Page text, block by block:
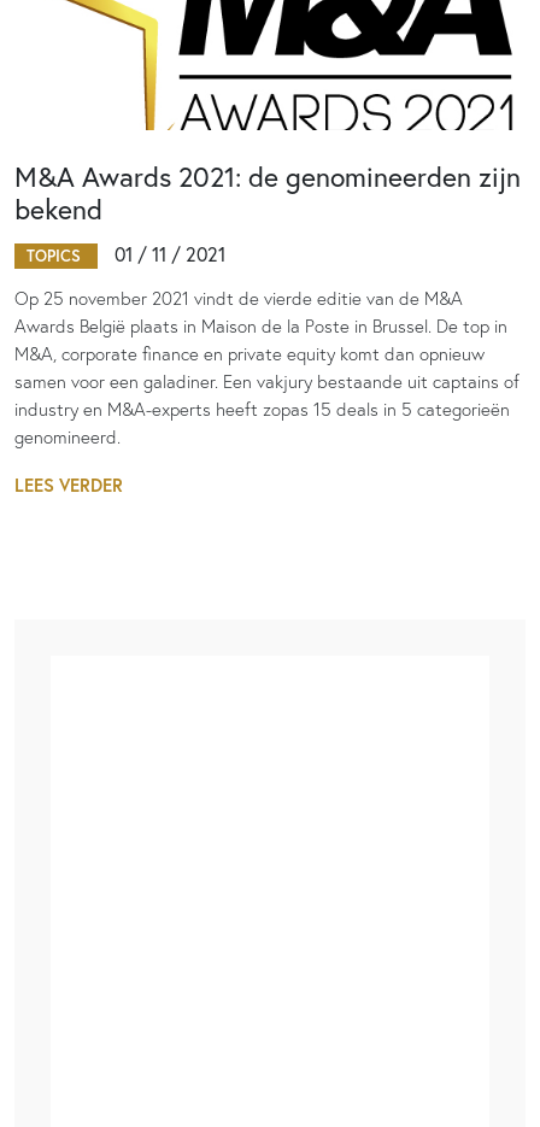
M&A Awards 2021: de genomineerden zijn
bekend
TOPICS 01 / 11 / 2021
Op 25 november 2021 vindt de vierde editie van de M&A
Awards België plaats in Maison de la Poste in Brussel. De top in
M&A, corporate finance en private equity komt dan opnieuw
samen voor een galadiner. Een vakjury bestaande uit captains of
industry en M&A-experts heeft zopas 15 deals in 5 categorieën
genomineerd.
LEES VERDER